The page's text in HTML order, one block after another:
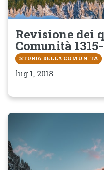
Revisione dei
Comunità
STORIA DELLA COMUNITÀ
lug 1, 2018